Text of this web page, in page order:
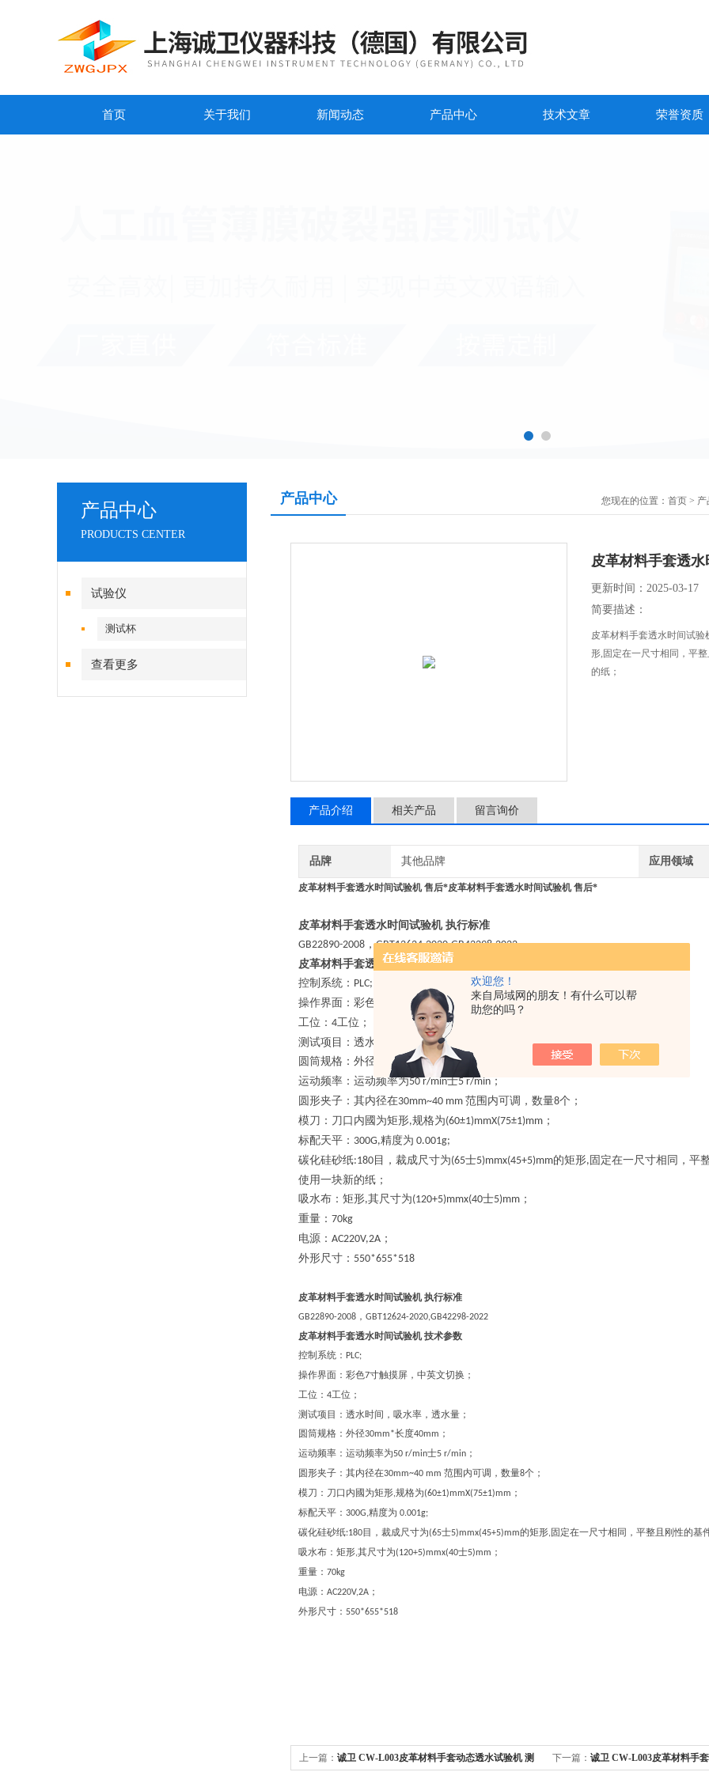
欢迎您！
来自局域网的朋友！有什么可以帮
助您的吗？
首页 关于我们 新闻动态 产品中心 技术文章 荣誉资质
产品中心
PRODUCTS CENTER
试验仪
测试杯
查看更多
产品中心 您现在的位置： 首页 > 产
皮革材料手套透
更新时间：2025-03-17
简要描述：
皮革材料手套透水时间试验
形,固定在一尺寸相同，平
的纸；
产品介绍 相关产品 留言询价
品牌 其他品牌 应用领域
皮革材料手套透水时间试验机 售后*皮革材料手套透水时间试验机 售后*
皮革材料手套透水时间试验机 执行标准
GB22890-2008 ，GBT12624-2020,GB42298-2022
皮革材料手套透水时间试验机技术参数
控制系统： PLC;
操作界面：彩色
寸触摸屏，中英文切换；
工位： 4工位；
测试项目：透水时间，吸水率，透水量；
圆筒规格：外径
30mm*长度40mm；
运动频率：运动频率为50 r/min士5 r/min ；
圆形夹子：其内径在30mm~40 mm 范围内可调，数量8个；
模刀 ： 刀口内國为矩形,规格为(60±1)mmX(75±1)mm ；
标配天平 ： 300G,精度为 0.001g;
碳化硅砂纸:180 目 ， 裁成尺寸为(65士5)mmx(45+5)mm的矩形, 固定在一尺寸相同，平
使用一块新的纸 ；
吸水布 ： 矩形,其尺寸为(120+5)mmx(40士5)mm ；
重量 ： 70kg
电源 ： AC220V,2A ；
外形尺寸： 550*655*518
皮革材料手套透水时间试验机执行标准
GB22890-2008 ， GBT12624-2020,GB42298-2022
皮革材料手套透水时间试验机技术参数
控制系统： PLC;
操作界面：彩色7寸触摸屏，中英文切换；
工位： 4工位；
测试项目：透水时间，吸水率，透水量；
圆筒规格：外径30mm*长度40mm ；
运动频率：运动频率为50 r/min士5 r/min ；
圆形夹子：其内径在30mm~40 mm 范围内可调，数量8个；
模刀 ： 刀口内國为矩形,规格为(60±1)mmX(75±1)mm ；
标配天平 ： 300G,精度为 0.001g;
碳化硅砂纸:180目 ， 裁成尺寸为(65士5)mmx(45+5)mm的矩形, 固定在一尺寸相同，平整且刚性的基
吸水布 ： 矩形,其尺寸为(120+5)mmx(40士5)mm ；
重量 ： 70kg
电源 ： AC220V,2A ；
外形尺寸： 550*655*518
上一篇： 诚卫 CW-L003皮革材料手套动态透水试验机 测 下一篇： 诚卫 CW-L003皮革材料手